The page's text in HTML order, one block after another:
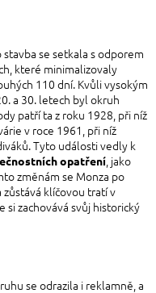
se setkala s odporem
které minimalizovaly
110 dní. Kvůli vysokým
a 30. letech byl okruh
patří ta z roku 1928, při níž
v roce 1961, při níž
Tyto události vedly k
opatření, jako
změnám se Monza po
klíčovou tratí v
zachovává svůj historický
se odrazila i reklamně, a